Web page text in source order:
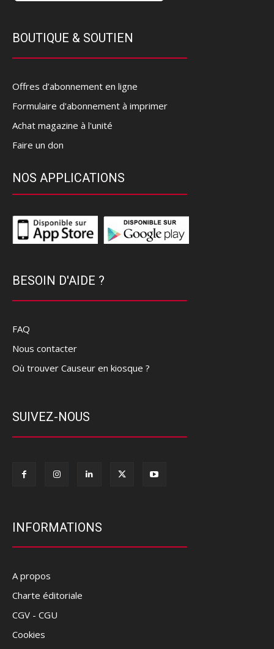
BOUTIQUE & SOUTIEN
Offres d’abonnement en ligne
Formulaire d'abonnement à imprimer
Achat magazine à l'unité
Faire un don
NOS APPLICATIONS
BESOIN D'AIDE ?
FAQ
Nous contacter
Où trouver Causeur en kiosque ?
SUIVEZ-NOUS
INFORMATIONS
A propos
Charte éditoriale
CGV - CGU
Cookies